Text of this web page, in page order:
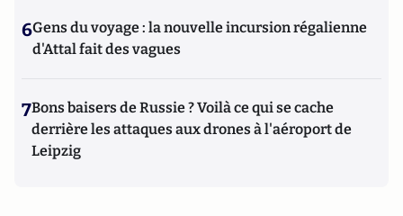
6Gens du voyage : la nouvelle incursion régalienne
d'Attal fait des vagues
7Bons baisers de Russie ? Voilà ce qui se cache
derrière les attaques aux drones à l'aéroport de
Leipzig